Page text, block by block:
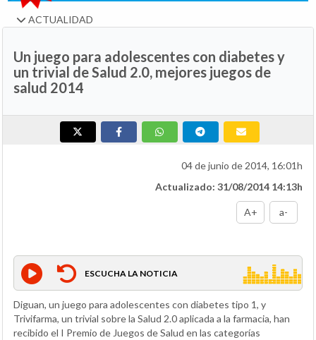
ACTUALIDAD
Un juego para adolescentes con diabetes y
un trivial de Salud 2.0, mejores juegos de
salud 2014
04 de junio de 2014, 16:01h
Actualizado: 31/08/2014 14:13h
A+ a-
ESCUCHA LA NOTICIA
Diguan, un juego para adolescentes con diabetes tipo 1, y
Trivifarma, un trivial sobre la Salud 2.0 aplicada a la farmacia, han
recibido el I Premio de Juegos de Salud en las categorías